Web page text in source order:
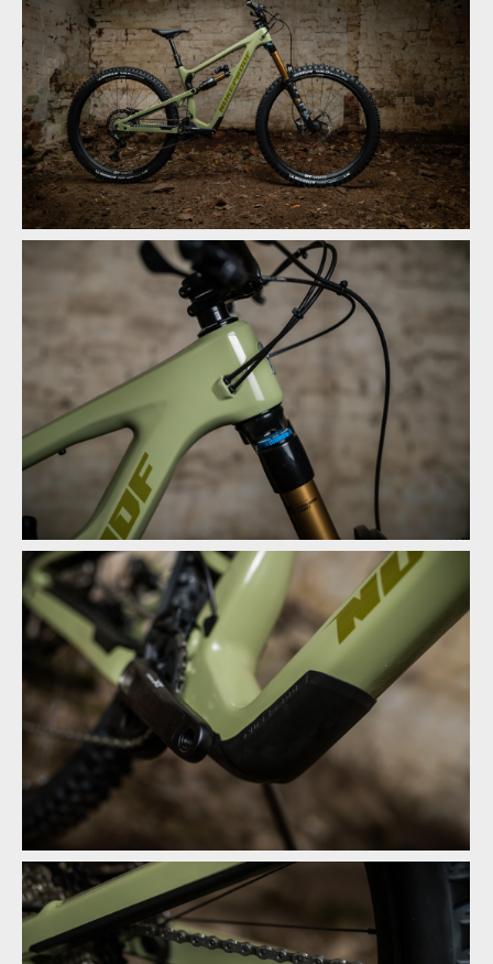
Novinka: Nukeproof Mega - počtvrté stejně a přesto jinak
Novinka: Nukeproof Mega - počtvrté stejně a přesto jinak
Novinka: Nukeproof Mega - počtvrté stejně a přesto jinak
Novinka: Nukeproof Mega - počtvrté stejně a přesto jinak
Novinka: Nukeproof Mega - počtvrté stejně a přesto jinak
Novinka: Nukeproof Mega - počtvrté stejně a přesto jinak
Novinka: Nukeproof Mega - počtvrté stejně a přesto jinak
Novinka: Nukeproof Mega - počtvrté stejně a přesto jinak
Novinka: Nukeproof Mega - počtvrté stejně a přesto jinak
Novinka: Nukeproof Mega - počtvrté stejně a přesto jinak
Novinka: Nukeproof Mega - počtvrté stejně a přesto jinak
Novinka: Nukeproof Mega - počtvrté stejně a přesto jinak
Novinka: Nukeproof Mega - počtvrté stejně a přesto jinak
Novinka: Nukeproof Mega - počtvrté stejně a přesto jinak
Novinka: Nukeproof Mega - počtvrté stejně a přesto jinak
Novinka: Nukeproof Mega - počtvrté stejně a přesto jinak
Novinka: Nukeproof Mega - počtvrté stejně a přesto jinak
Novinka: Nukeproof Mega - počtvrté stejně a přesto jinak
Novinka: Nukeproof Mega - počtvrté stejně a přesto jinak
Novinka: Nukeproof Mega - počtvrté stejně a přesto jinak
Novinka: Nukeproof Mega - počtvrté stejně a přesto jinak